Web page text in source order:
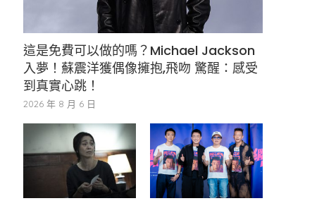
這是免費可以做的嗎？Michael Jackson
入夢！蘇震洋獲偶像擁抱,飛吻 驚醒：感受
到真實心跳！
2026 年 8 月 6 日